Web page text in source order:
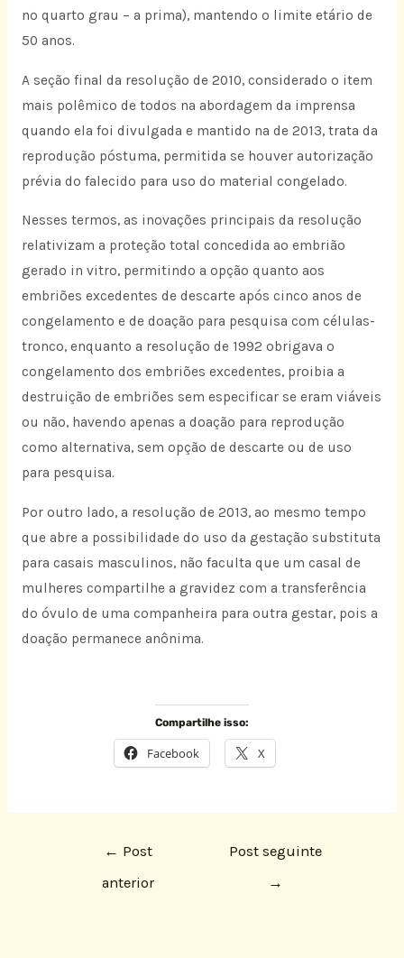
no quarto grau – a prima), mantendo o limite etário de
50 anos.
A seção final da resolução de 2010, considerado o item
mais polêmico de todos na abordagem da imprensa
quando ela foi divulgada e mantido na de 2013, trata da
reprodução póstuma, permitida se houver autorização
prévia do falecido para uso do material congelado.
Nesses termos, as inovações principais da resolução
relativizam a proteção total concedida ao embrião
gerado in vitro, permitindo a opção quanto aos
embriões excedentes de descarte após cinco anos de
congelamento e de doação para pesquisa com células-
tronco, enquanto a resolução de 1992 obrigava o
congelamento dos embriões excedentes, proibia a
destruição de embriões sem especificar se eram viáveis
ou não, havendo apenas a doação para reprodução
como alternativa, sem opção de descarte ou de uso
para pesquisa.
Por outro lado, a resolução de 2013, ao mesmo tempo
que abre a possibilidade do uso da gestação substituta
para casais masculinos, não faculta que um casal de
mulheres compartilhe a gravidez com a transferência
do óvulo de uma companheira para outra gestar, pois a
doação permanece anônima.
Compartilhe isso:
Facebook X
← Post
anterior
Post seguinte
→